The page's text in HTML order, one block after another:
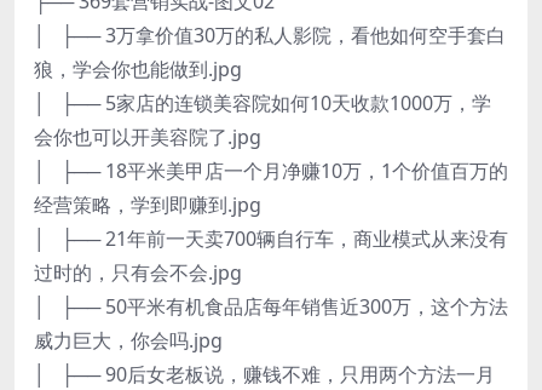
│ ├── 3万拿价值30万的私人影院，看他如何空手套白
狼，学会你也能做到.jpg
│ ├── 5家店的连锁美容院如何10天收款1000万，学
会你也可以开美容院了.jpg
│ ├── 18平米美甲店一个月净赚10万，1个价值百万的
经营策略，学到即赚到.jpg
│ ├── 21年前一天卖700辆自行车，商业模式从来没有
过时的，只有会不会.jpg
│ ├── 50平米有机食品店每年销售近300万，这个方法
威力巨大，你会吗.jpg
│ ├── 90后女老板说，赚钱不难，只用两个方法一月